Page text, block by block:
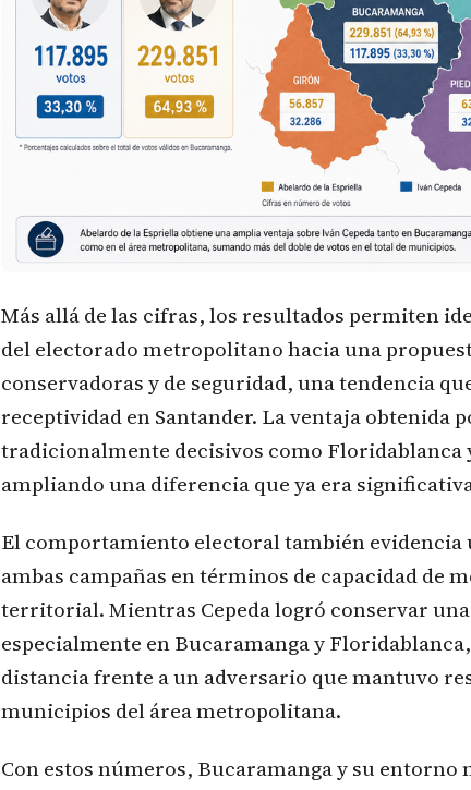
Más allá de las cifras, los resultados permiten
del electorado metropolitano hacia una
conservadoras y de seguridad, una tendencia
receptividad en Santander. La ventaja obtenida
tradicionalmente decisivos como Floridablanca
ampliando una diferencia que ya era
El comportamiento electoral también
ambas campañas en términos de capacidad de
territorial. Mientras Cepeda logró conservar
especialmente en Bucaramanga y
distancia frente a un adversario que mantuvo
municipios del área metropolitana.
Con estos números, Bucaramanga y su